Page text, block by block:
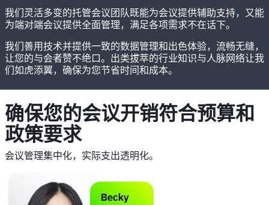
我们灵活多变的托管会议团队既能为会议提供辅助支持，又能
为端对端会议提供全面管理，满足各项需求不在话下。
我们善用技术并提供一致的数据管理和出色体验，流畅无缝，
让您的与会者赞不绝口。出类拔萃的行业知识与人脉网络让我
们如虎添翼，确保为您节省时间和成本。
确保您的会议开销符合预算和
政策要求
会议管理集中化，实际支出透明化。